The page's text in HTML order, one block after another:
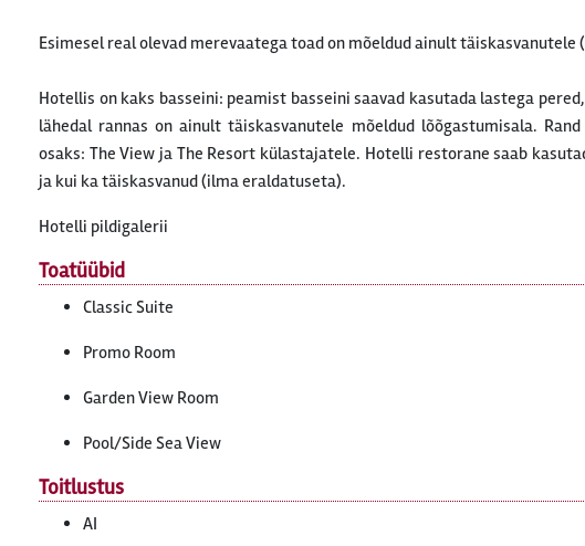
Esimesel real olevad merevaatega toad on mõeldud ainult täiskasvanutele
Hotellis on kaks basseini: peamist basseini saavad kasutada lastega
lähedal rannas on ainult täiskasvanutele mõeldud lõõgastumisala.
osaks: The View ja The Resort külastajatele. Hotelli restorane saab
ja kui ka täiskasvanud (ilma eraldatuseta).
Hotelli pildigalerii
Toatüübid
Classic Suite
Promo Room
Garden View Room
Pool/Side Sea View
Toitlustus
AI